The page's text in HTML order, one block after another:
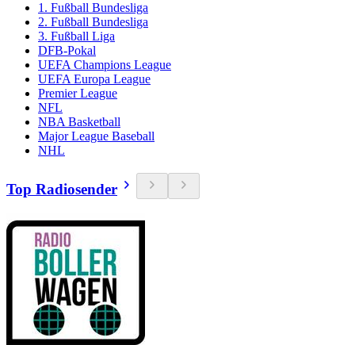
1. Fußball Bundesliga
2. Fußball Bundesliga
3. Fußball Liga
DFB-Pokal
UEFA Champions League
UEFA Europa League
Premier League
NFL
NBA Basketball
Major League Baseball
NHL
Top Radiosender